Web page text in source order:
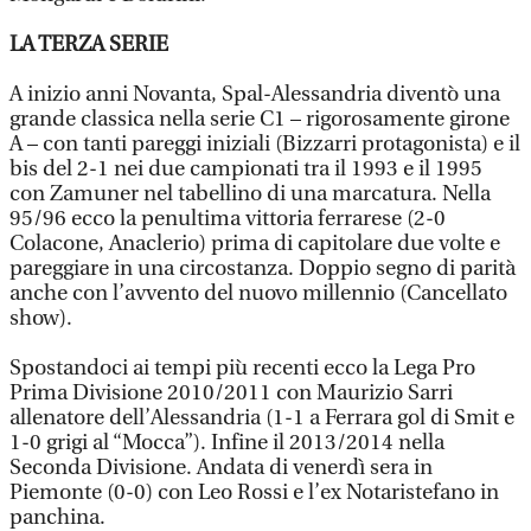
LA TERZA SERIE
A inizio anni Novanta, Spal-Alessandria diventò una
grande classica nella serie C1 – rigorosamente girone
A – con tanti pareggi iniziali (Bizzarri protagonista) e il
bis del 2-1 nei due campionati tra il 1993 e il 1995
con Zamuner nel tabellino di una marcatura. Nella
95/96 ecco la penultima vittoria ferrarese (2-0
Colacone, Anaclerio) prima di capitolare due volte e
pareggiare in una circostanza. Doppio segno di parità
anche con l’avvento del nuovo millennio (Cancellato
show).
Spostandoci ai tempi più recenti ecco la Lega Pro
Prima Divisione 2010/2011 con Maurizio Sarri
allenatore dell’Alessandria (1-1 a Ferrara gol di Smit e
1-0 grigi al “Mocca”). Infine il 2013/2014 nella
Seconda Divisione. Andata di venerdì sera in
Piemonte (0-0) con Leo Rossi e l’ex Notaristefano in
panchina.